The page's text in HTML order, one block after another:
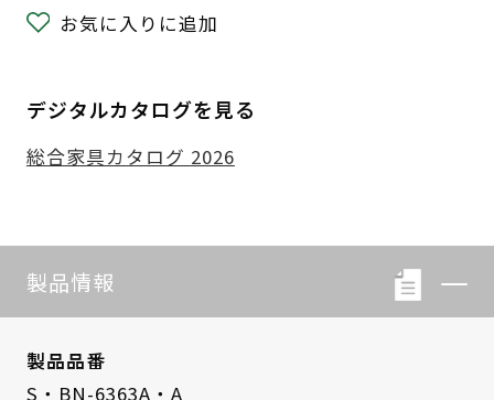
お気に入りに追加
デジタルカタログを見る
総合家具カタログ 2026
製品情報
製品品番
S・BN-6363A・A